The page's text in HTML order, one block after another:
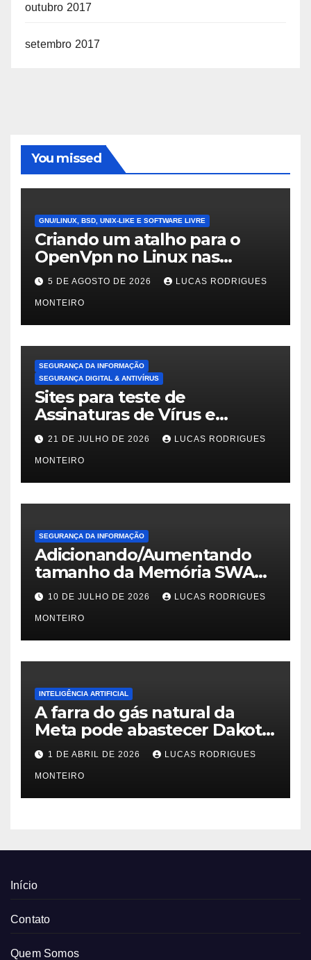
outubro 2017
setembro 2017
You missed
GNU/LINUX, BSD, UNIX-LIKE E SOFTWARE LIVRE
Criando um atalho para o
OpenVpn no Linux nas
distros Debian, ubuntu e
Mint Linux
5 DE AGOSTO DE 2026 LUCAS RODRIGUES
MONTEIRO
SEGURANÇA DA INFORMAÇÃO
SEGURANÇA DIGITAL & ANTIVÍRUS
Sites para teste de
Assinaturas de Vírus e
Malwares
21 DE JULHO DE 2026 LUCAS RODRIGUES
MONTEIRO
SEGURANÇA DA INFORMAÇÃO
Adicionando/Aumentando
tamanho da Memória SWAP
no PfSense 2.8
10 DE JULHO DE 2026 LUCAS RODRIGUES
MONTEIRO
INTELIGÊNCIA ARTIFICIAL
A farra do gás natural da
Meta pode abastecer Dakota
do Sul
1 DE ABRIL DE 2026 LUCAS RODRIGUES
MONTEIRO
Início
Contato
Quem Somos